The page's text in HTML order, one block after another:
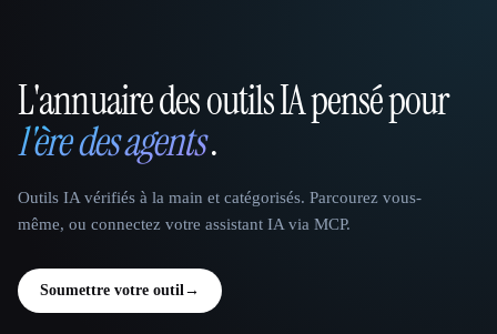
That AI Collection
L'annuaire des outils IA pensé pour
l'ère des agents.
Outils IA vérifiés à la main et catégorisés. Parcourez vous-
même, ou connectez votre assistant IA via MCP.
Soumettre votre outil→